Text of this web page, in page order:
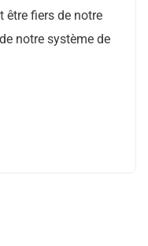
être fiers de notre
notre système de